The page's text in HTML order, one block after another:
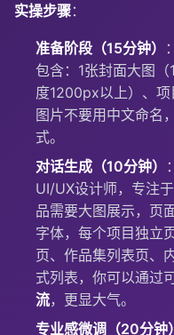
实操步骤：
准备阶段（15分钟）
包含：1张封面大图
度1200px以上）、
图片不要用中文命名
式。
对话生成（10分钟）
UI/UX设计师，专注
品需要大图展示，页
字体，每个项目独立
页、作品集列表页、
式列表，你可以通过
流，更显大气。
专业感微调（20分钟）